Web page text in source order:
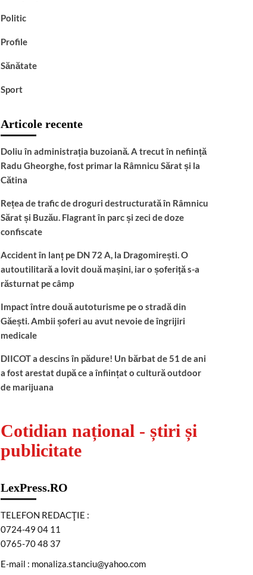
Politic
Profile
Sănătate
Sport
Articole recente
Doliu în administrația buzoiană. A trecut în neființă
Radu Gheorghe, fost primar la Râmnicu Sărat și la
Cătina
Rețea de trafic de droguri destructurată în Râmnicu
Sărat și Buzău. Flagrant în parc și zeci de doze
confiscate
Accident în lanț pe DN 72 A, la Dragomirești. O
autoutilitară a lovit două mașini, iar o șoferiță s-a
răsturnat pe câmp
Impact între două autoturisme pe o stradă din
Găești. Ambii șoferi au avut nevoie de îngrijiri
medicale
DIICOT a descins în pădure! Un bărbat de 51 de ani
a fost arestat după ce a înființat o cultură outdoor
de marijuana
Cotidian național - știri și
publicitate
LexPress.RO
TELEFON REDACŢIE :
0724-49 04 11
0765-70 48 37
E-mail : monaliza.stanciu@yahoo.com